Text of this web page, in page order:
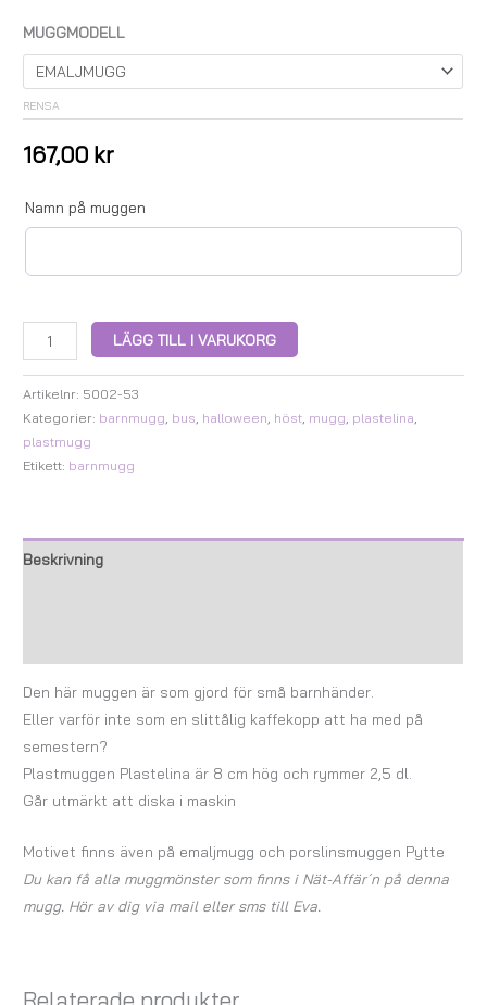
MUGGMODELL
RENSA
167,00 kr
Namn på muggen
LÄGG TILL I VARUKORG
Artikelnr: 5002-53
Kategorier: barnmugg bus halloween höst mugg plastelina
plastmugg
Etikett: barnmugg
Beskrivning
Den här muggen är som gjord för små barnhänder.
Eller varför inte som en slittålig kaffekopp att ha med på
semestern?
Plastmuggen Plastelina är 8 cm hög och rymmer 2,5 dl.
Går utmärkt att diska i maskin
Motivet finns även på emaljmugg och porslinsmuggen Pytte
Du kan få alla muggmönster som finns i Nät-Affär´n på denna
mugg. Hör av dig via mail eller sms till Eva.